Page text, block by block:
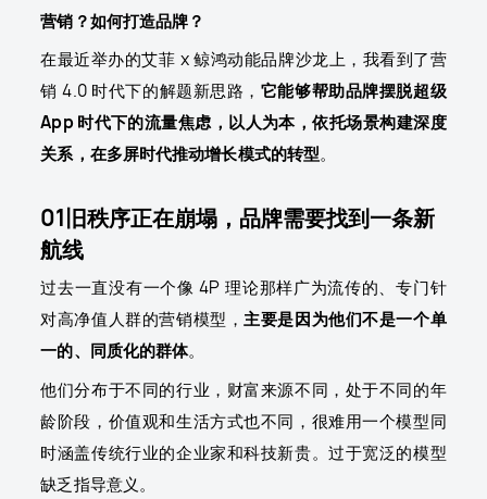
营销？如何打造品牌？
在最近举办的艾菲 x 鲸鸿动能品牌沙龙上，我看到了营
销 4.0 时代下的解题新思路， 它能够帮助品牌摆脱超级
App 时代下的流量焦虑，以人为本，依托场景构建深度
关系，在多屏时代推动增长模式的转型。
01旧秩序正在崩塌，品牌需要找到一条新
航线
过去一直没有一个像 4P 理论那样广为流传的、专门针
对高净值人群的营销模型，主要是因为他们不是一个单
一的、同质化的群体。
他们分布于不同的行业，财富来源不同，处于不同的年
龄阶段，价值观和生活方式也不同，很难用一个模型同
时涵盖传统行业的企业家和科技新贵。过于宽泛的模型
缺乏指导意义。